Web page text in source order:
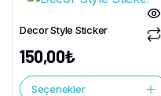
Decor Style Sticker
150,00₺
Seçenekler